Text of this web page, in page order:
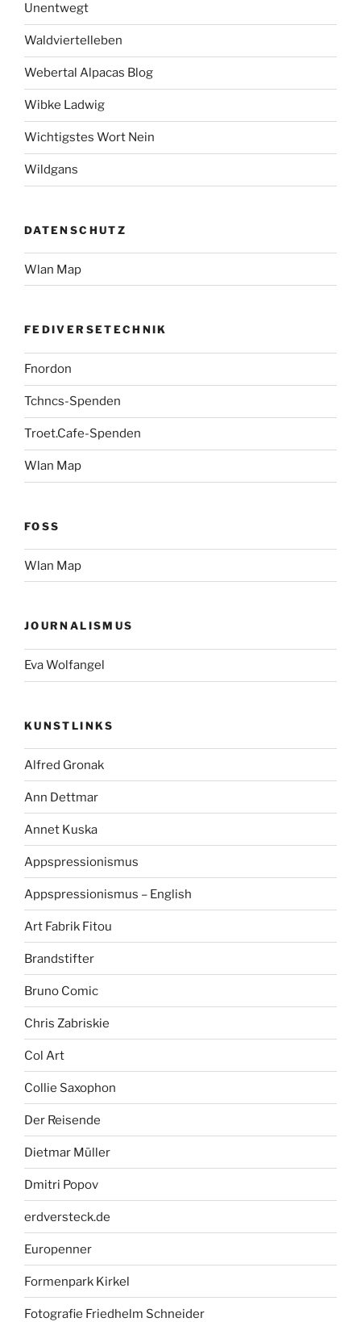
Unentwegt
Waldviertelleben
Webertal Alpacas Blog
Wibke Ladwig
Wichtigstes Wort Nein
Wildgans
DATENSCHUTZ
Wlan Map
FEDIVERSETECHNIK
Fnordon
Tchncs-Spenden
Troet.Cafe-Spenden
Wlan Map
FOSS
Wlan Map
JOURNALISMUS
Eva Wolfangel
KUNSTLINKS
Alfred Gronak
Ann Dettmar
Annet Kuska
Appspressionismus
Appspressionismus – English
Art Fabrik Fitou
Brandstifter
Bruno Comic
Chris Zabriskie
Col Art
Collie Saxophon
Der Reisende
Dietmar Müller
Dmitri Popov
erdversteck.de
Europenner
Formenpark Kirkel
Fotografie Friedhelm Schneider